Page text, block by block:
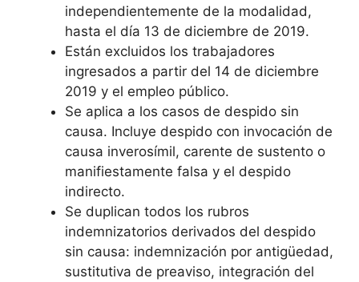
independientemente de la modalidad,
hasta el día 13 de diciembre de 2019.
Están excluidos los trabajadores
ingresados a partir del 14 de diciembre
2019 y el empleo público.
Se aplica a los casos de despido sin
causa. Incluye despido con invocación de
causa inverosímil, carente de sustento o
manifiestamente falsa y el despido
indirecto.
Se duplican todos los rubros
indemnizatorios derivados del despido
sin causa: indemnización por antigüedad,
sustitutiva de preaviso, integración del